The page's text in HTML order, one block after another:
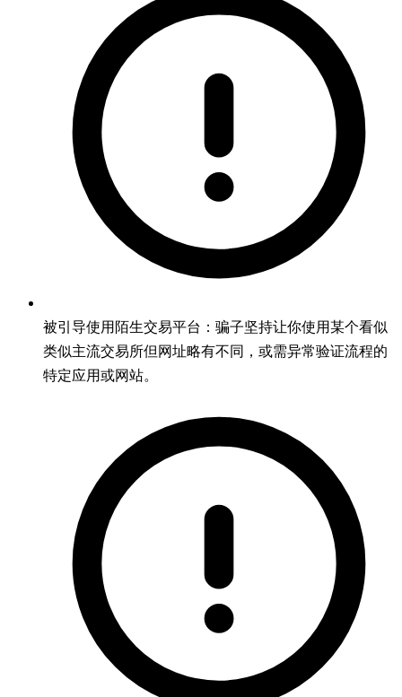
被引导使用陌生交易平台：骗子坚持让你使用某个看似
类似主流交易所但网址略有不同，或需异常验证流程的
特定应用或网站。